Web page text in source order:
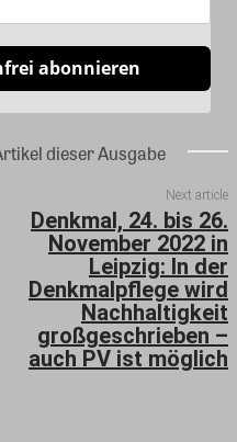
abonnieren
dieser Ausgabe
Next article
Denkmal, 24. bis 26.
November 2022 in
Leipzig: In der
Denkmalpflege wird
Nachhaltigkeit
großgeschrieben –
auch PV ist möglich